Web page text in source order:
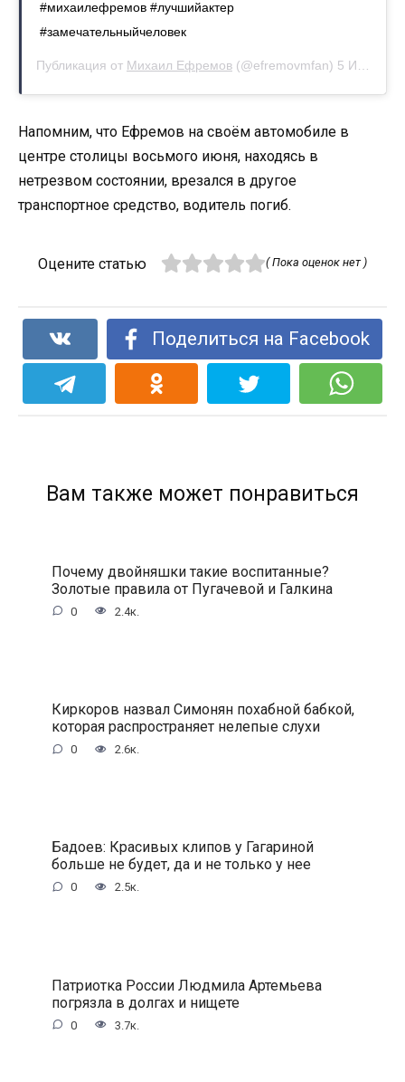
#михаилефремов #лучшийактер
#замечательныйчеловек
Публикация от Михаил Ефремов (@efremovmfan) 5 Июл 2020 в 12:55 PDT
Напомним, что Ефремов на своём автомобиле в
центре столицы восьмого июня, находясь в
нетрезвом состоянии, врезался в другое
транспортное средство, водитель погиб.
Оцените статью ( Пока оценок нет )
Поделиться на Facebook
Вам также может понравиться
Почему двойняшки такие воспитанные?
Золотые правила от Пугачевой и Галкина
0 2.4к.
Киркоров назвал Симонян похабной бабкой,
которая распространяет нелепые слухи
0 2.6к.
Бадоев: Красивых клипов у Гагариной
больше не будет, да и не только у нее
0 2.5к.
Патриотка России Людмила Артемьева
погрязла в долгах и нищете
0 3.7к.